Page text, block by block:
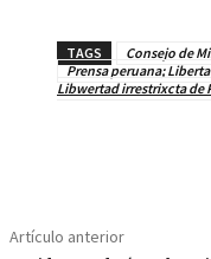
TAGS
Consejo de
Prensa peruana;
Libwertad irrestrixcta de
Artículo anterior